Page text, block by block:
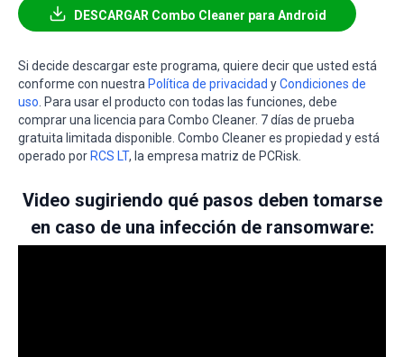
DESCARGAR Combo Cleaner para Android
Si decide descargar este programa, quiere decir que usted está
conforme con nuestra Política de privacidad yCondiciones de
uso . Para usar el producto con todas las funciones, debe
comprar una licencia para Combo Cleaner. 7 días de prueba
gratuita limitada disponible. Combo Cleaner es propiedad y está
operado porRCS LT, la empresa matriz de PCRisk.
Video sugiriendo qué pasos deben tomarse
en caso de una infección de ransomware: